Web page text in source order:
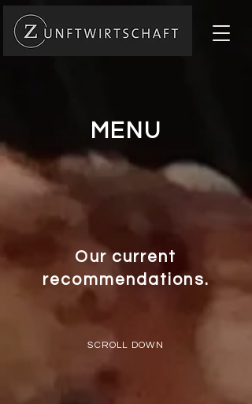
MENU
Our current
recommendations.
SCROLL DOWN